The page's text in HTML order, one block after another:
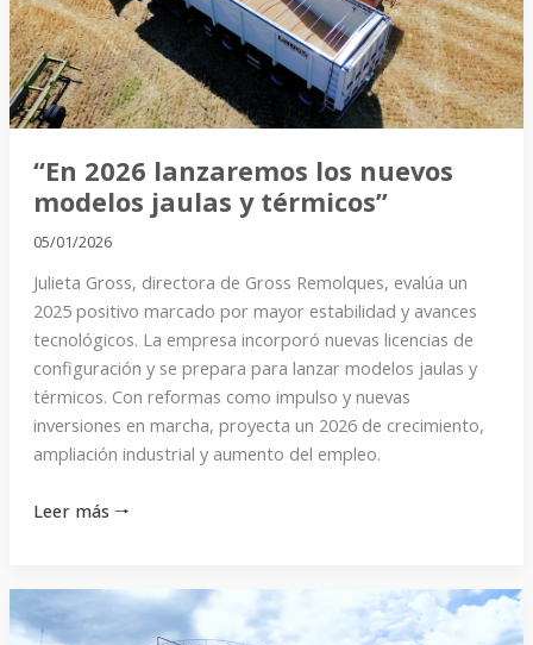
“En 2026 lanzaremos los nuevos
modelos jaulas y térmicos”
05/01/2026
Julieta Gross, directora de Gross Remolques, evalúa un
2025 positivo marcado por mayor estabilidad y avances
tecnológicos. La empresa incorporó nuevas licencias de
configuración y se prepara para lanzar modelos jaulas y
térmicos. Con reformas como impulso y nuevas
inversiones en marcha, proyecta un 2026 de crecimiento,
ampliación industrial y aumento del empleo.
modelos
jaulas
y
térmicos”
Leer más 🠒
estabilidad